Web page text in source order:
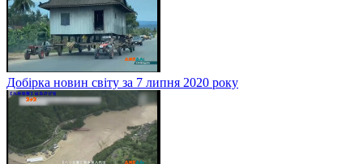
Добірка новин світу за 7 липня 2020 року